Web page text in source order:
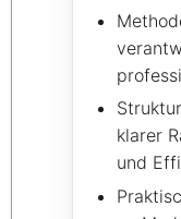
klarer
und